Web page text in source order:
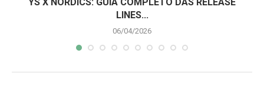
LINES...
06/04/2026